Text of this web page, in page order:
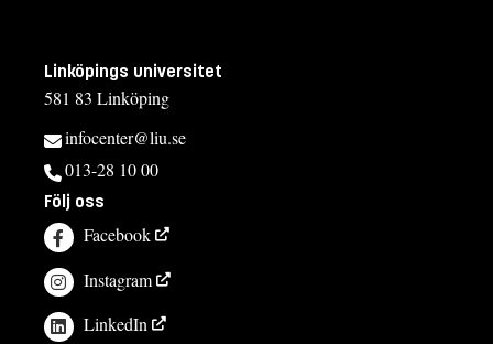
Linköpings universitet
581 83 Linköping
infocenter@liu.se
013-28 10 00
Följ oss
Facebook
Instagram
LinkedIn